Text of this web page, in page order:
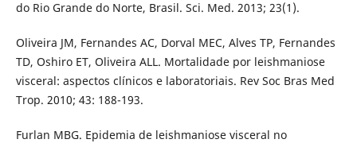
do Rio Grande do Norte, Brasil. Sci. Med. 2013; 23(1).
Oliveira JM, Fernandes AC, Dorval MEC, Alves TP, Fernandes
TD, Oshiro ET, Oliveira ALL. Mortalidade por leishmaniose
visceral: aspectos clínicos e laboratoriais. Rev Soc Bras Med
Trop. 2010; 43: 188-193.
Furlan MBG. Epidemia de leishmaniose visceral no